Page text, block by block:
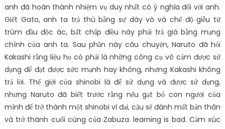
anh đã hoàn thành nhiệm vụ duy nhất có ý nghĩa đối với anh.
Giết Gato, anh ta trả thù bằng sự dày vò và chế độ giễu từ
trùm đầu độc ác, bất chấp điều này phải trả giá bằng mạng
chính của anh ta. Sau phần này câu chuyện, Naruto đã hỏi
Kakashi rằng liệu họ có phải là những công cụ vô cảm được sử
dụng để đạt được sức mạnh hay không, nhưng Kakashi không
trả lời. Thế giới của shinobi là để sử dụng và được sử dụng,
nhưng Naruto đã biết trước rằng nếu gạt bỏ con người của
mình để trở thành một shinobi vĩ đại, cậu sẽ đánh mất bản thân
và trở thành cuối cùng của Zabuza. learning is bad. Cảm xúc